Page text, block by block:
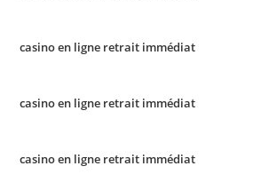
casino en ligne retrait immédiat
casino en ligne retrait immédiat
casino en ligne retrait immédiat